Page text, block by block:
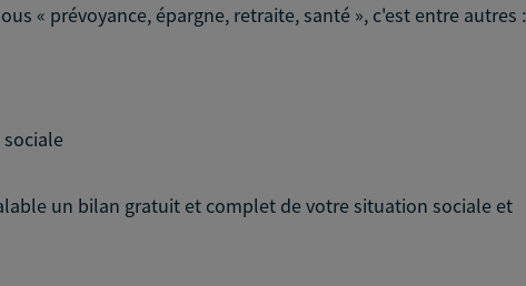
« prévoyance, épargne, retraite, santé », c'est entre autres :
un bilan gratuit et complet de votre situation sociale et